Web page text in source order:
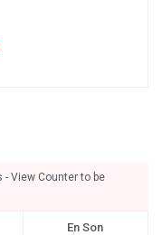
- View Counter to be
En Son